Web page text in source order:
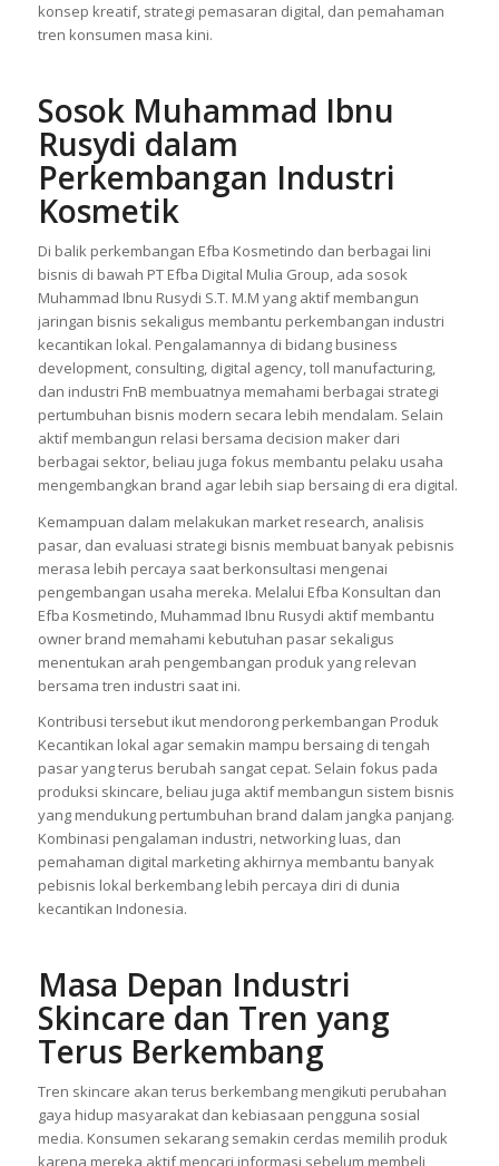
konsep kreatif, strategi pemasaran digital, dan pemahaman
tren konsumen masa kini.
Sosok Muhammad Ibnu
Rusydi dalam
Perkembangan Industri
Kosmetik
Di balik perkembangan Efba Kosmetindo dan berbagai lini
bisnis di bawah PT Efba Digital Mulia Group, ada sosok
Muhammad Ibnu Rusydi S.T. M.M yang aktif membangun
jaringan bisnis sekaligus membantu perkembangan industri
kecantikan lokal. Pengalamannya di bidang business
development, consulting, digital agency, toll manufacturing,
dan industri FnB membuatnya memahami berbagai strategi
pertumbuhan bisnis modern secara lebih mendalam. Selain
aktif membangun relasi bersama decision maker dari
berbagai sektor, beliau juga fokus membantu pelaku usaha
mengembangkan brand agar lebih siap bersaing di era digital.
Kemampuan dalam melakukan market research, analisis
pasar, dan evaluasi strategi bisnis membuat banyak pebisnis
merasa lebih percaya saat berkonsultasi mengenai
pengembangan usaha mereka. Melalui Efba Konsultan dan
Efba Kosmetindo, Muhammad Ibnu Rusydi aktif membantu
owner brand memahami kebutuhan pasar sekaligus
menentukan arah pengembangan produk yang relevan
bersama tren industri saat ini.
Kontribusi tersebut ikut mendorong perkembangan Produk
Kecantikan lokal agar semakin mampu bersaing di tengah
pasar yang terus berubah sangat cepat. Selain fokus pada
produksi skincare, beliau juga aktif membangun sistem bisnis
yang mendukung pertumbuhan brand dalam jangka panjang.
Kombinasi pengalaman industri, networking luas, dan
pemahaman digital marketing akhirnya membantu banyak
pebisnis lokal berkembang lebih percaya diri di dunia
kecantikan Indonesia.
Masa Depan Industri
Skincare dan Tren yang
Terus Berkembang
Tren skincare akan terus berkembang mengikuti perubahan
gaya hidup masyarakat dan kebiasaan pengguna sosial
media. Konsumen sekarang semakin cerdas memilih produk
karena mereka aktif mencari informasi sebelum membeli